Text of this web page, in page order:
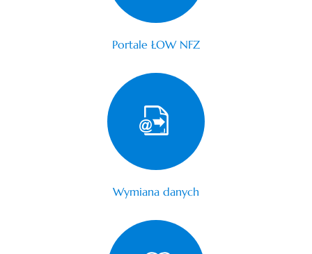
Portale ŁOW NFZ
Wymiana danych